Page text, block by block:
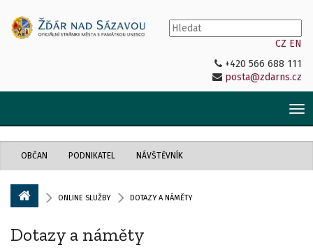
CZ EN
+420 566 688 111
posta@zdarns.cz
OBČAN PODNIKATEL NÁVŠTĚVNÍK
ONLINE SLUŽBY DOTAZY A NÁMĚTY
Dotazy a náměty